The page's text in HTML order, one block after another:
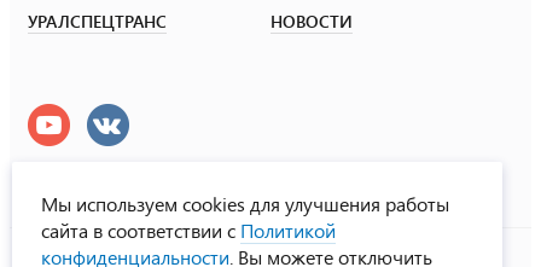
УРАЛСПЕЦТРАНС НОВОСТИ
УралСпецТранс
Мы используем cookies для улучшения работы
сайта в соответствии с Политикой
конфиденциальности . Вы можете отключить